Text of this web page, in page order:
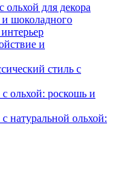
для декора
и шоколадного
и
стиль с
ольхой: роскошь и
натуральной ольхой: